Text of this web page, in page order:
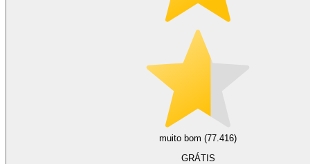
muito bom (77.416)
GRÁTIS